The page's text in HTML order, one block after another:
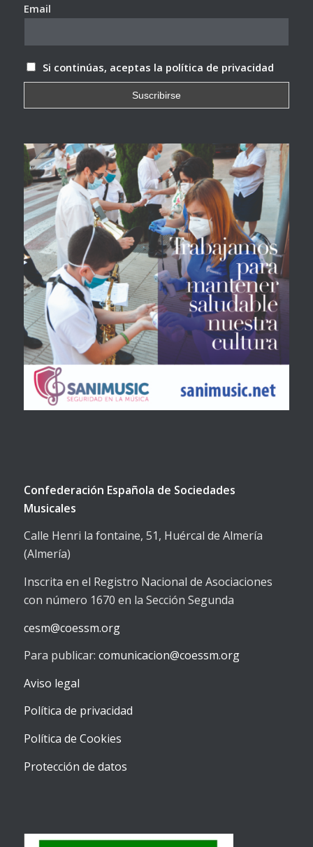
Email
Si continúas, aceptas la política de privacidad
Confederación Española de Sociedades
Musicales
Calle Henri la fontaine, 51, Huércal de Almería
(Almería)
Inscrita en el Registro Nacional de Asociaciones
con número 1670 en la Sección Segunda
cesm@coessm.org
Para publicar: comunicacion@coessm.org
Aviso legal
Política de privacidad
Política de Cookies
Protección de datos